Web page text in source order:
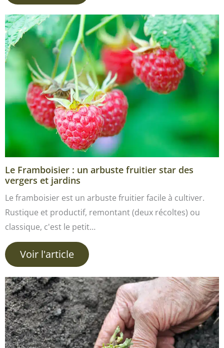
Le Framboisier : un arbuste fruitier star des
vergers et jardins
Le framboisier est un arbuste fruitier facile à cultiver.
Rustique et productif, remontant (deux récoltes) ou
classique, c'est le petit…
Voir l'article